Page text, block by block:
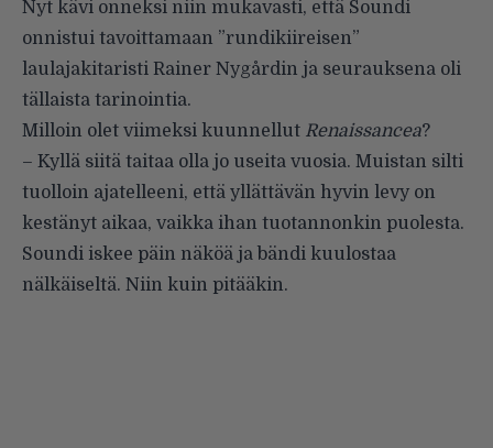
Nyt kävi onneksi niin mukavasti, että Soundi
onnistui tavoittamaan ”rundikiireisen”
laulajakitaristi Rainer Nygårdin ja seurauksena oli
tällaista tarinointia.
Milloin olet viimeksi kuunnellut Renaissancea?
– Kyllä siitä taitaa olla jo useita vuosia. Muistan silti
tuolloin ajatelleeni, että yllättävän hyvin levy on
kestänyt aikaa, vaikka ihan tuotannonkin puolesta.
Soundi iskee päin näköä ja bändi kuulostaa
nälkäiseltä. Niin kuin pitääkin.